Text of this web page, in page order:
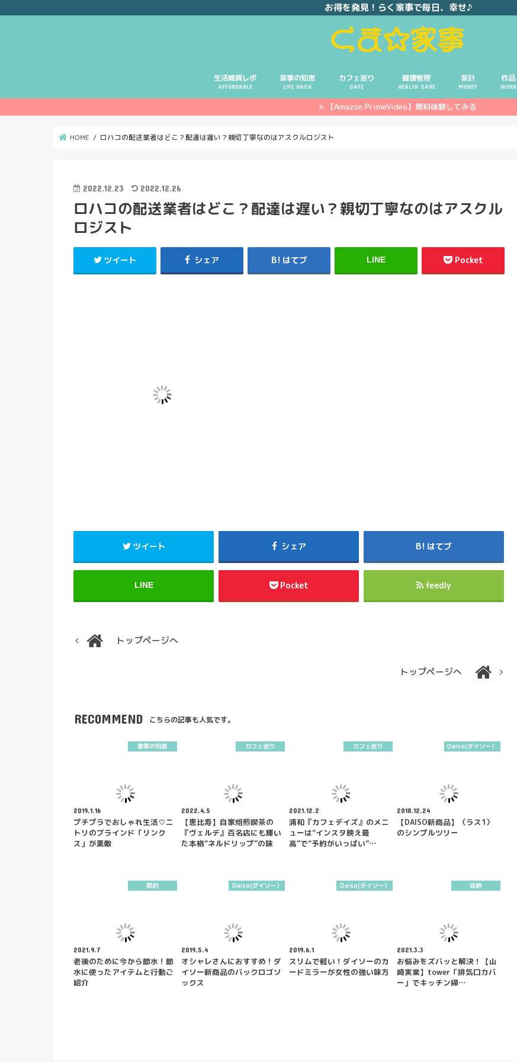
お得を発見！らく家事で毎日、幸せ♪
生活雑貨レポ
AFFORDABLE
家事の知恵
LIFE HACK
カフェ巡り
CAFE
健康管理
HEALTH CARE
家計
MONEY
ポイ活
投資
副業
作品
WORK
【Amazon PrimeVideo】無料体験してみる
HOME ロハコの配送業者はどこ？配達は遅い？親切丁寧なのはアスクルロジスト
2022.12.23 2022.12.26
ロハコの配送業者はどこ？配達は遅い？親切丁寧なのはアスクル
ロジスト
ツイート シェア はてブ LINE Pocket
ツイート シェア はてブ
LINE Pocket feedly
トップページへ
トップページへ
RECOMMEND こちらの記事も人気です。
家事の知恵
2019.1.16
プチプラでおしゃれ生活♡ニ
トリのブラインド「リンク
ス」が素敵
カフェ巡り
2022.4.5
【恵比寿】自家焙煎喫茶の
『ヴェルデ』百名店にも輝い
た本格“ネルドリップ”の味
カフェ巡り
2021.12.2
浦和『カフェデイズ』のメニ
ューは“インスタ映え最
高”で“予約がいっぱい”…
Daiso(ダイソー）
2018.12.24
【DAISO新商品】〈ラス1〉
のシンプルツリー
節約
2021.9.7
老後のために今から節水！節
水に使ったアイテムと行動ご
紹介
Daiso(ダイソー）
2019.5.4
オシャレさんにおすすめ！ダ
イソー新商品のバックロゴソ
ックス
Daiso(ダイソー）
2019.6.1
スリムで軽い！ダイソーのカ
ードミラーが女性の強い味方
収納
2021.3.3
お悩みをズバッと解決！【山
崎実業】tower「排気口カバ
ー」でキッチン掃…